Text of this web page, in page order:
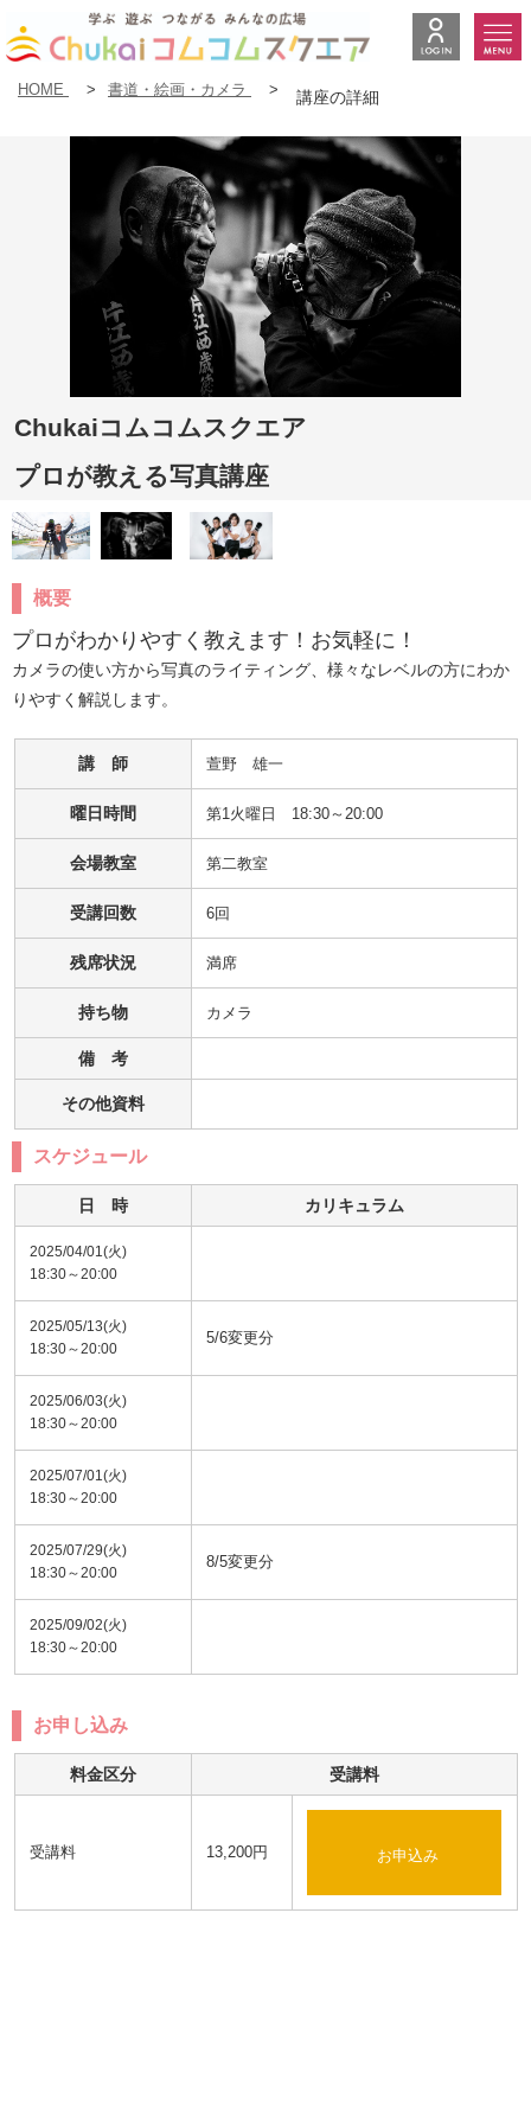
HOME > 書道・絵画・カメラ > 講座の詳細
Chukaiコムコムスクエア
プロが教える写真講座
概要
プロがわかりやすく教えます！お気軽に！
カメラの使い方から写真のライティング、様々なレベルの方にわか
りやすく解説します。
講 師 萱野　雄一
曜日時間 第1火曜日 18:30～20:00
会場教室 第二教室
受講回数 6回
残席状況 満席
持ち物 カメラ
備 考
その他資料
スケジュール
日 時 カリキュラム
2025/04/01(火)
18:30～20:00
2025/05/13(火)
18:30～20:00
5/6変更分
2025/06/03(火)
18:30～20:00
2025/07/01(火)
18:30～20:00
2025/07/29(火)
18:30～20:00
8/5変更分
2025/09/02(火)
18:30～20:00
お申し込み
料金区分 受講料
受講料 13,200円 お申込み